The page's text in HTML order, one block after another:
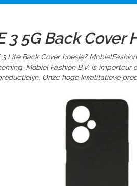
3 5G Back Cover
Lite Back Cover hoesje?
Mobiel Fashion B.V. is
Onze hoge kwalitatieve